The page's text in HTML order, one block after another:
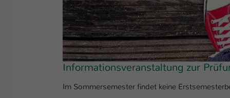
Informationsveranstaltung zur
Im Sommersemester findet keine